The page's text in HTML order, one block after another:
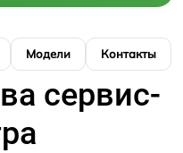
Модели Контакты
сервис-